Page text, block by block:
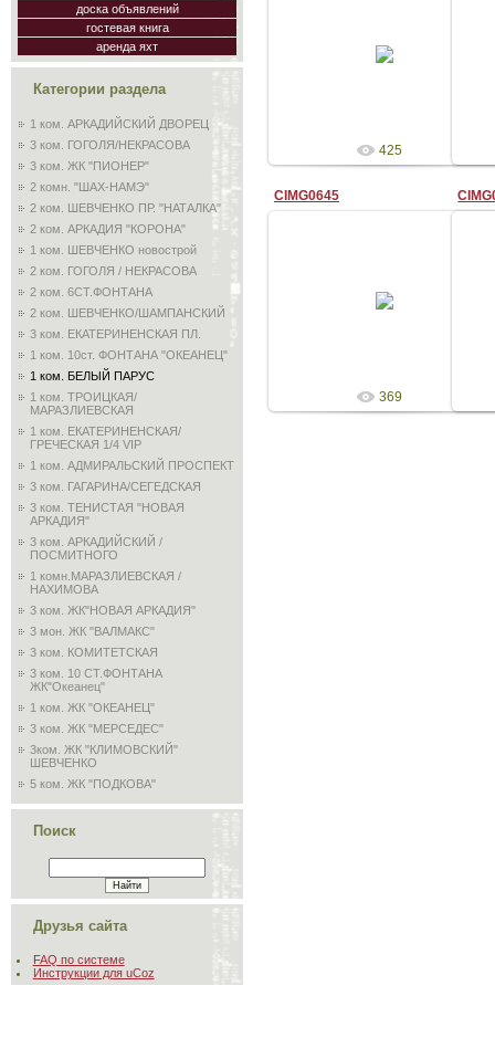
доска объявлений
гостевая книга
аренда яхт
Категории раздела
1 ком. АРКАДИЙСКИЙ ДВОРЕЦ
3 ком. ГОГОЛЯ/НЕКРАСОВА
3 ком. ЖК "ПИОНЕР"
2 комн. "ШАХ-НАМЭ"
2 ком. ШЕВЧЕНКО ПР. "НАТАЛКА"
2 ком. АРКАДИЯ "КОРОНА"
1 ком. ШЕВЧЕНКО новострой
2 ком. ГОГОЛЯ / НЕКРАСОВА
2 ком. 6СТ.ФОНТАНА
2 ком. ШЕВЧЕНКО/ШАМПАНСКИЙ
3 ком. ЕКАТЕРИНЕНСКАЯ ПЛ.
1 ком. 10ст. ФОНТАНА "ОКЕАНЕЦ"
1 ком. БЕЛЫЙ ПАРУС
1 ком. ТРОИЦКАЯ/
МАРАЗЛИЕВСКАЯ
1 ком. ЕКАТЕРИНЕНСКАЯ/
ГРЕЧЕСКАЯ 1/4 VIP
1 ком. АДМИРАЛЬСКИЙ ПРОСПЕКТ
3 ком. ГАГАРИНА/СЕГЕДСКАЯ
3 ком. ТЕНИСТАЯ "НОВАЯ
АРКАДИЯ"
3 ком. АРКАДИЙСКИЙ /
ПОСМИТНОГО
1 комн.МАРАЗЛИЕВСКАЯ /
НАХИМОВА
3 ком. ЖК"НОВАЯ АРКАДИЯ"
3 мон. ЖК "ВАЛМАКС"
3 ком. КОМИТЕТСКАЯ
3 ком. 10 СТ.ФОНТАНА
ЖК"Океанец"
1 ком. ЖК "ОКЕАНЕЦ"
3 ком. ЖК "МЕРСЕДЕС"
3ком. ЖК "КЛИМОВСКИЙ"
ШЕВЧЕНКО
5 ком. ЖК "ПОДКОВА"
Поиск
Друзья сайта
FAQ по системе
Инструкции для uCoz
425
CIMG0645
369